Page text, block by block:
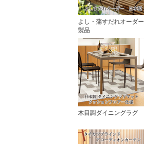
よし・蒲すだれオーダー
製品
木目調ダイニングラグ